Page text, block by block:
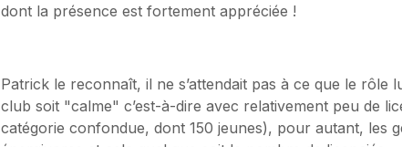
dont la présence est fortement appréciée !
Patrick le reconnaît, il ne s’attendait pas à ce que le rôle
club soit "calme" c’est-à-dire avec relativement peu de
catégorie confondue, dont 150 jeunes), pour autant, les